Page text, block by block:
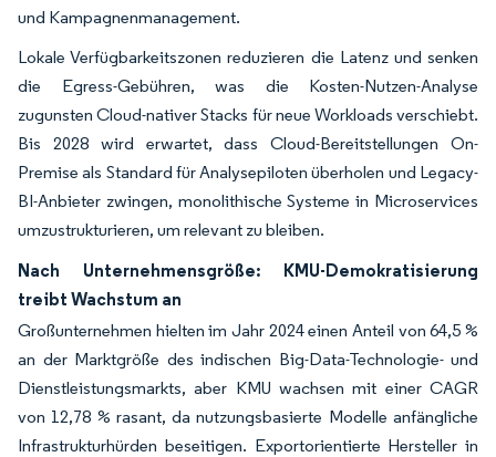
und Kampagnenmanagement.
Lokale Verfügbarkeitszonen reduzieren die Latenz und senken
die Egress-Gebühren, was die Kosten-Nutzen-Analyse
zugunsten Cloud-nativer Stacks für neue Workloads verschiebt.
Bis 2028 wird erwartet, dass Cloud-Bereitstellungen On-
Premise als Standard für Analysepiloten überholen und Legacy-
BI-Anbieter zwingen, monolithische Systeme in Microservices
umzustrukturieren, um relevant zu bleiben.
Nach Unternehmensgröße: KMU-Demokratisierung
treibt Wachstum an
Großunternehmen hielten im Jahr 2024 einen Anteil von 64,5 %
an der Marktgröße des indischen Big-Data-Technologie- und
Dienstleistungsmarkts, aber KMU wachsen mit einer CAGR
von 12,78 % rasant, da nutzungsbasierte Modelle anfängliche
Infrastrukturhürden beseitigen. Exportorientierte Hersteller in